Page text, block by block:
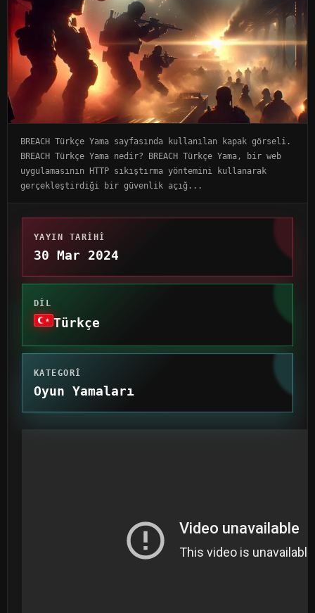
BREACH Türkçe Yama sayfasında kullanılan kapak görseli.
BREACH Türkçe Yama nedir? BREACH Türkçe Yama, bir web
uygulamasının HTTP sıkıştırma yöntemini kullanarak
gerçekleştirdiği bir güvenlik açığ...
YAYIN TARIHI
30 Mar 2024
DIL
Türkçe
KATEGORI
Oyun Yamaları